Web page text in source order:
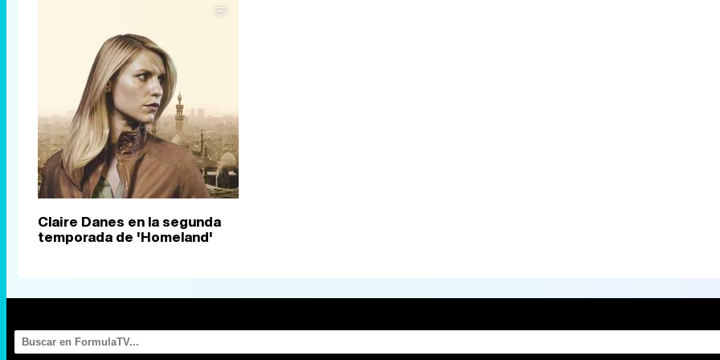
Claire Danes en la segunda
temporada de 'Homeland'